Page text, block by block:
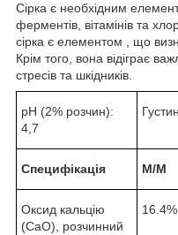
Сірка є необхідним
ферментів, вітамінів та
сірка є елементом , що
Крім того, вона відіграє
стресів та шкідників.
рН (2% розчин):
4,7
Специфікація М/М
Оксид кальцію
(CaO), розчинний
16.4%